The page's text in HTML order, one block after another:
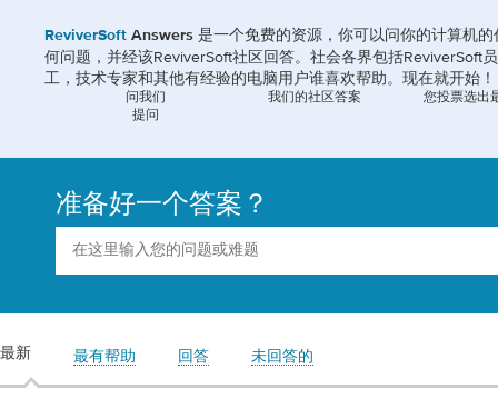
ReviverSoft Answers 是一个免费的资源，你可以问你的计算机的
何问题，并经该ReviverSoft社区回答。社会各界包括ReviverSoft员
工，技术专家和其他有经验的电脑用户谁喜欢帮助。现在就开始！
问我们
提问
我们的社区答案 您投票选出
准备好一个答案？
最新 最有帮助 回答 未回答的